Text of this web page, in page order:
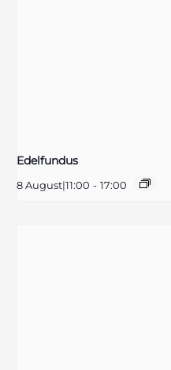
Edelfundus
8 August|11:00 - 17:00